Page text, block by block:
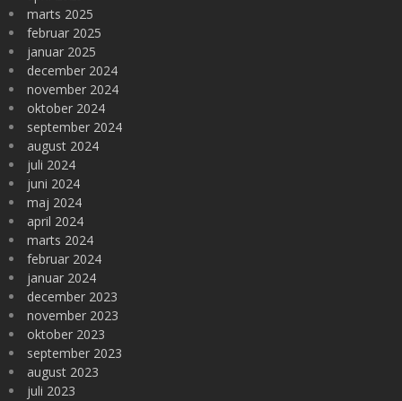
marts 2025
februar 2025
januar 2025
december 2024
november 2024
oktober 2024
september 2024
august 2024
juli 2024
juni 2024
maj 2024
april 2024
marts 2024
februar 2024
januar 2024
december 2023
november 2023
oktober 2023
september 2023
august 2023
juli 2023